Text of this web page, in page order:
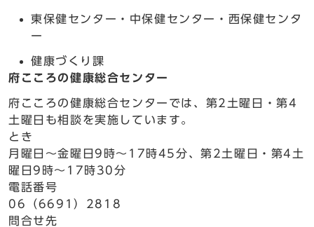
東保健センター・中保健センター・西保健センタ
ー
健康づくり課
府こころの健康総合センター
府こころの健康総合センターでは、第2土曜日・第4
土曜日も相談を実施しています。
とき
月曜日～金曜日9時～17時45分、第2土曜日・第4土
曜日9時～17時30分
電話番号
06（6691）2818
問合せ先